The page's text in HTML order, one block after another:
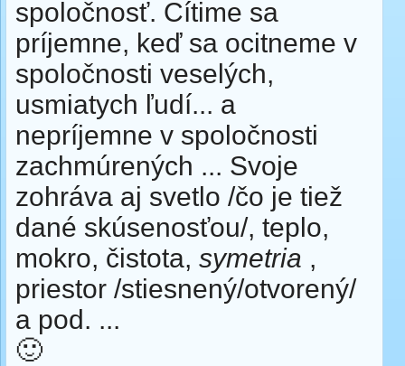
spoločnosť. Cítime sa
príjemne, keď sa ocitneme v
spoločnosti veselých,
usmiatych ľudí... a
nepríjemne v spoločnosti
zachmúrených ... Svoje
zohráva aj svetlo /čo je tiež
dané skúsenosťou/, teplo,
mokro, čistota, symetria ,
priestor /stiesnený/otvorený/
a pod. ...
🙂